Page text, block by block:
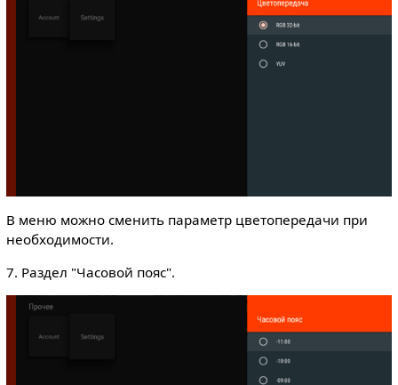
В меню можно сменить параметр цветопередачи при
необходимости.
7. Раздел "Часовой пояс".